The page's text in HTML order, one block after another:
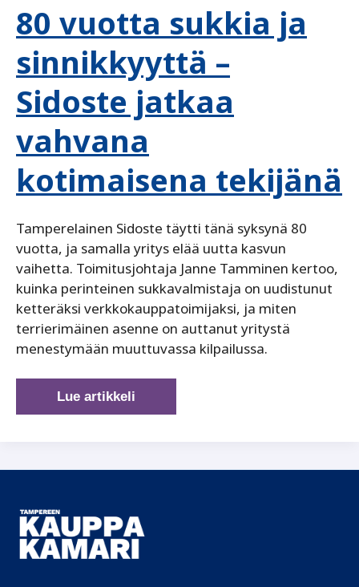
80 vuotta sukkia ja
sinnikkyyttä –
Sidoste jatkaa
vahvana
kotimaisena tekijänä
Tamperelainen Sidoste täytti tänä syksynä 80
vuotta, ja samalla yritys elää uutta kasvun
vaihetta. Toimitusjohtaja Janne Tamminen kertoo,
kuinka perinteinen sukkavalmistaja on uudistunut
ketteräksi verkkokauppatoimijaksi, ja miten
terrierimäinen asenne on auttanut yritystä
menestymään muuttuvassa kilpailussa.
80
vuotta
Sidoste
jatkaa
vahvana
Lue artikkeli